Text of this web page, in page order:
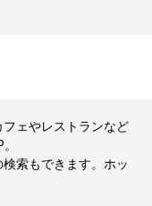
ェやレストランなど
索もできます。ホッ